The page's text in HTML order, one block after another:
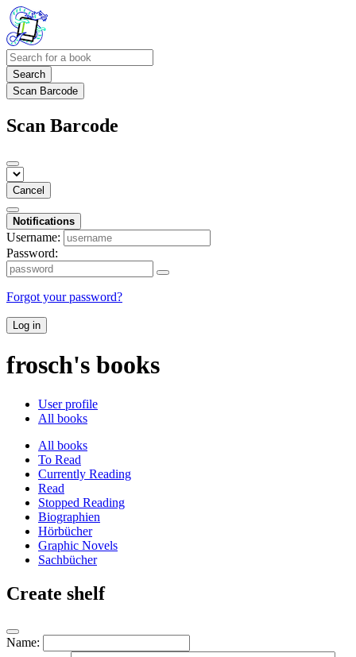
Search
Scan Barcode
Scan Barcode
Cancel
Notifications
Username:
Password:
Forgot your password?
Log in
frosch's books
User profile
All books
All books
To Read
Currently Reading
Read
Stopped Reading
Biographien
Hörbücher
Graphic Novels
Sachbücher
Create shelf
Name: